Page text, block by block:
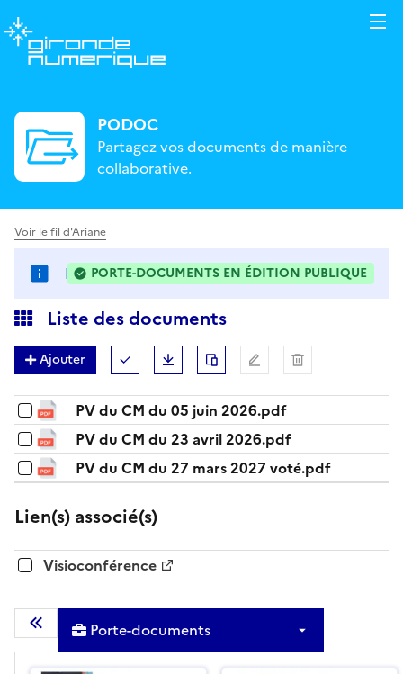
PODOC
Partagez vos documents de manière
collaborative.
Voir le fil d'Ariane
PV DES CONSEILS MUNICIPAUX 2026
PORTE-DOCUMENTS EN ÉDITION PUBLIQUE
: LES FICHIERS PEUVENT ÊTRE MODIFIÉS DE
Liste des documents
Ajouter Tout (dé)sélectionner
TéléchargerDupliquerRenommer
PV du CM du 05 juin 2026.pdf
PV du CM du 23 avril 2026.pdf
PV du CM du 27 mars 2027 voté.pdf
Lien(s) associé(s)
Visioconférence
Masquer la liste des documents
Porte-documents